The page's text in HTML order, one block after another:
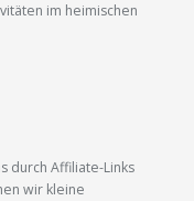
im heimischen
durch Affiliate-Links
wir kleine